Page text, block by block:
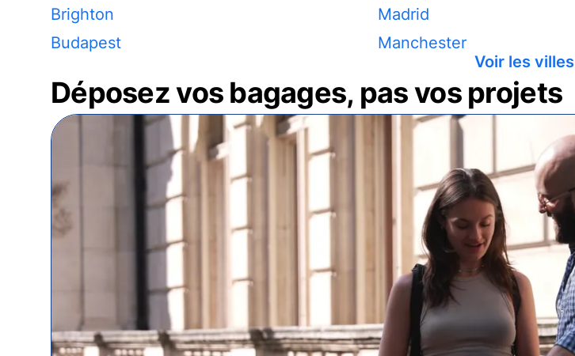
Brighton
Budapest
Madrid
Manchester
Voir les villes
Déposez vos bagages, pas vos projets